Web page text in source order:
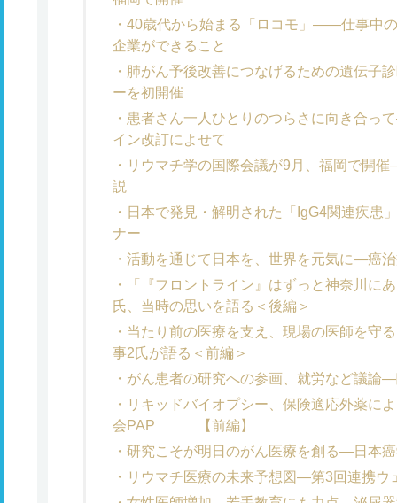
40歳代から始まる「ロコモ」――仕事中
企業ができること
肺がん予後改善につなげるための遺伝子
ーを初開催
患者さん一人ひとりのつらさに向き合っ
イン改訂によせて
リウマチ学の国際会議が9月、福岡で開
説
日本で発見・解明された「IgG4関連疾患
ナー
活動を通じて日本を、世界を元気に―癌
「『フロントライン』はずっと神奈川に
氏、当時の思いを語る＜後編＞
当たり前の医療を支え、現場の医師を守
事2氏が語る＜前編＞
がん患者の研究への参画、就労など議論
リキッドバイオプシー、保険適応外薬に
会PAP 【前編】
研究こそが明日のがん医療を創る―日本
リウマチ医療の未来予想図―第3回連携ウ